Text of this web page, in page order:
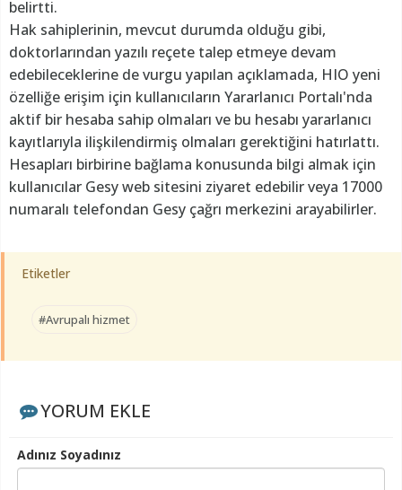
belirtti.
Hak sahiplerinin, mevcut durumda olduğu gibi,
doktorlarından yazılı reçete talep etmeye devam
edebileceklerine de vurgu yapılan açıklamada, HIO yeni
özelliğe erişim için kullanıcıların Yararlanıcı Portalı'nda
aktif bir hesaba sahip olmaları ve bu hesabı yararlanıcı
kayıtlarıyla ilişkilendirmiş olmaları gerektiğini hatırlattı.
Hesapları birbirine bağlama konusunda bilgi almak için
kullanıcılar Gesy web sitesini ziyaret edebilir veya 17000
numaralı telefondan Gesy çağrı merkezini arayabilirler.
Etiketler
#Avrupalı hizmet
YORUM EKLE
Adınız Soyadınız